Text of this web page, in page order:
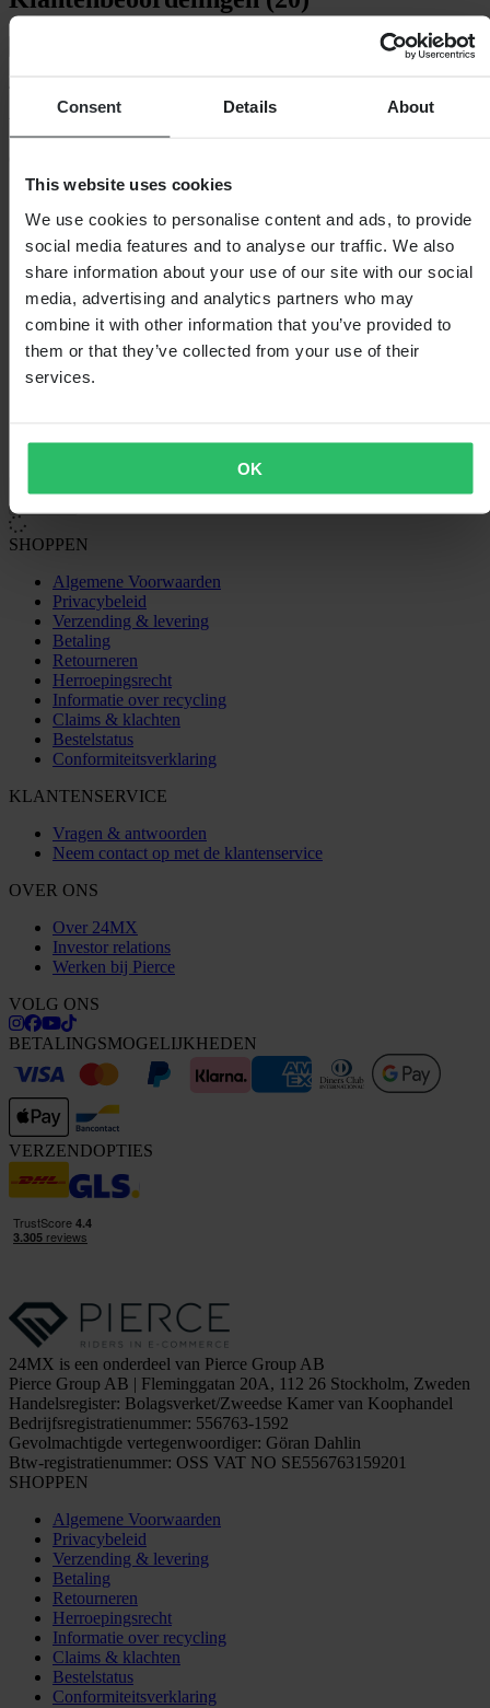
Consent Details About
This website uses cookies
We use cookies to personalise content and ads, to provide
social media features and to analyse our traffic. We also
share information about your use of our site with our social
media, advertising and analytics partners who may
combine it with other information that you’ve provided to
them or that they’ve collected from your use of their
services.
OK
11
4
3
3
6
2
0
1
0
SHOPPEN
Algemene Voorwaarden
Privacybeleid
Verzending & levering
Betaling
Retourneren
Herroepingsrecht
Informatie over recycling
Claims & klachten
Bestelstatus
Conformiteitsverklaring
KLANTENSERVICE
Vragen & antwoorden
Neem contact op met de klantenservice
OVER ONS
Over 24MX
Investor relations
Werken bij Pierce
VOLG ONS
BETALINGSMOGELIJKHEDEN
VERZENDOPTIES
24MX is een onderdeel van Pierce Group AB
Pierce Group AB | Fleminggatan 20A, 112 26 Stockholm, Zweden
Handelsregister: Bolagsverket/Zweedse Kamer van Koophandel
Bedrijfsregistratienummer: 556763-1592
Gevolmachtigde vertegenwoordiger: Göran Dahlin
Btw-registratienummer: OSS VAT NO SE556763159201
SHOPPEN
Algemene Voorwaarden
Privacybeleid
Verzending & levering
Betaling
Retourneren
Herroepingsrecht
Informatie over recycling
Claims & klachten
Bestelstatus
Conformiteitsverklaring